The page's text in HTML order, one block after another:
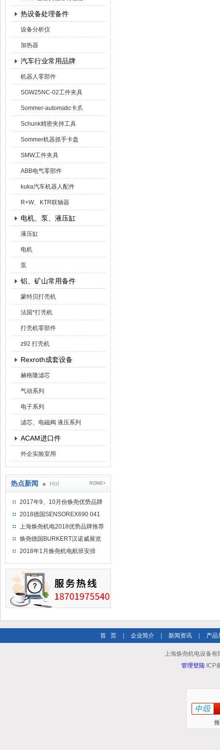
热设备处理备件
设备分析仪
加热器
汽车行业常用品牌
机器人零部件
SGW25NC-02工件夹具
Sommer-automatic卡爪
Schunk精密夹持工具
Sommer机器抓手卡盘
SMW工件夹具
ABB电气零部件
kuka汽车机器人配件
R+W、KTR联轴器
电机、泵、液压缸
液压缸
电机
泵
铝、矿山常用备件
蒙特贝打壳机
法国*打壳机
打壳机零部件
z92 打壳机
Rexroth成套设备
赫格隆滤芯
气动系列
电子系列
滤芯、电磁阀 液压系列
ACAM进口件
外企实验室用
热点新闻 Hot ROME+
2017年9、10月份焕尧优势品牌
推荐
2018德国SENSOREX690 041
415 D
上海焕尧机电2018优势品牌推荐
焕尧德国BURKERT汉诺威展览
（2018）
2018年1月焕尧机电航班安排
首 页 企业简介 新闻资讯 产品
上海焕尧机电设备有
管理登陆 ICP